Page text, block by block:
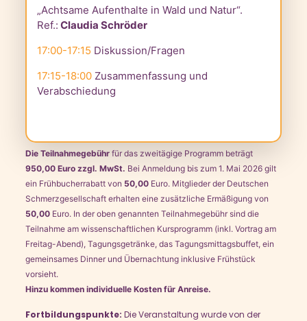
„Achtsame Aufenthalte in Wald und Natur“.
Ref.: Claudia Schröder
17:00-17:15 Diskussion/Fragen
17:15-18:00 Zusammenfassung und
Verabschiedung
Die Teilnahmegebühr für das zweitägige Programm beträgt
950,00 Euro zzgl. MwSt. Bei Anmeldung bis zum 1. Mai 2026 gilt
ein Frühbucherrabatt von 50,00 Euro. Mitglieder der Deutschen
Schmerzgesellschaft erhalten eine zusätzliche Ermäßigung von
50,00 Euro. In der oben genannten Teilnahmegebühr sind die
Teilnahme am wissenschaftlichen Kursprogramm (inkl. Vortrag am
Freitag-Abend), Tagungsgetränke, das Tagungsmittagsbuffet, ein
gemeinsames Dinner und Übernachtung inklusive Frühstück
vorsieht.
Hinzu kommen individuelle Kosten für Anreise.
Fortbildungspunkte: Die Veranstaltung wurde von der